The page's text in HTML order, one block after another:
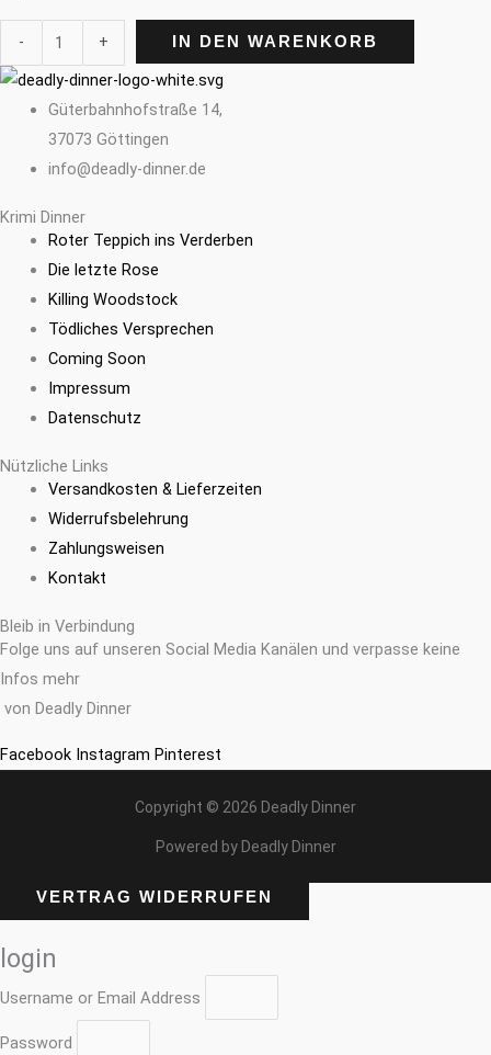
- + IN DEN WARENKORB
Güterbahnhofstraße 14,
37073 Göttingen
info@deadly-dinner.de
Krimi Dinner
Roter Teppich ins Verderben
Die letzte Rose
Killing Woodstock
Tödliches Versprechen
Coming Soon
Impressum
Datenschutz
Nützliche Links
Versandkosten & Lieferzeiten
Widerrufsbelehrung
Zahlungsweisen
Kontakt
Bleib in Verbindung
Folge uns auf unseren Social Media Kanälen und verpasse keine
Infos mehr
von Deadly Dinner
Facebook Instagram Pinterest
Copyright © 2026 Deadly Dinner
Powered by Deadly Dinner
VERTRAG WIDERRUFEN
login
Username or Email Address
Password